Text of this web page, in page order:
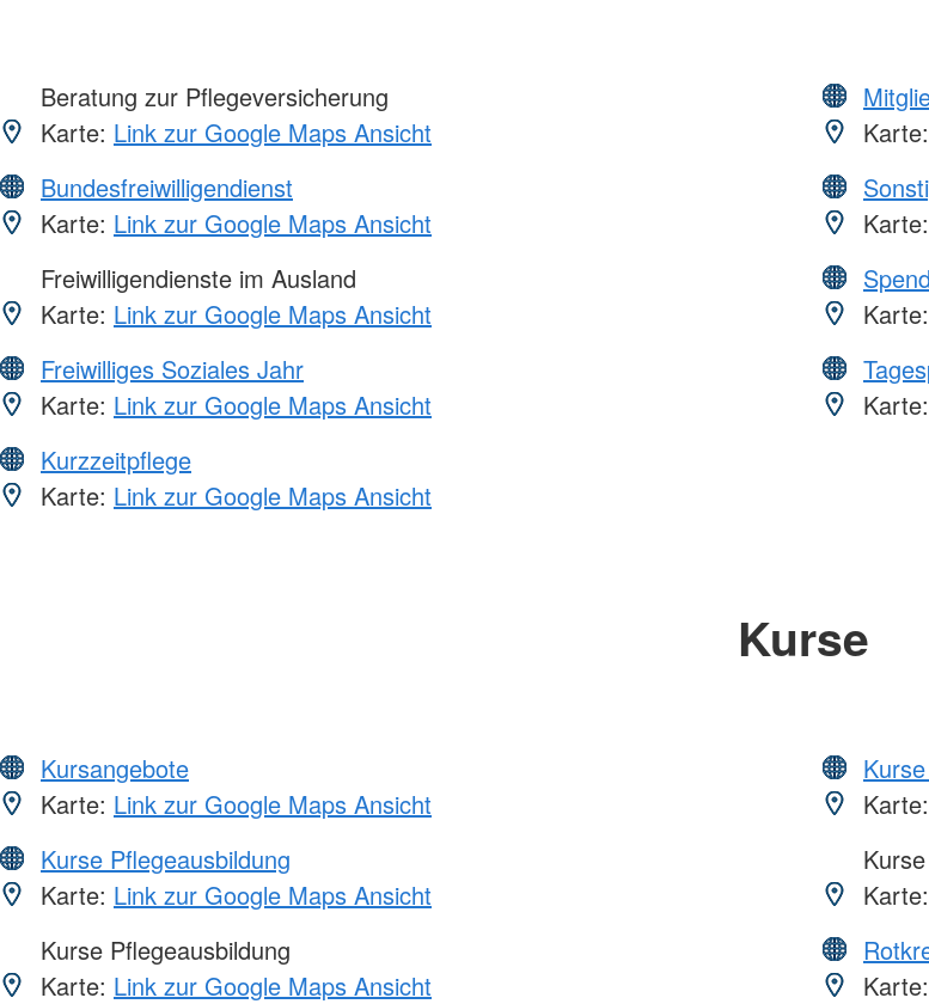
Beratung zur Pflegeversicherung
Karte: Link zur Google Maps Ansicht
Bundesfreiwilligendienst
Karte: Link zur Google Maps Ansicht
Freiwilligendienste im Ausland
Karte: Link zur Google Maps Ansicht
Freiwilliges Soziales Jahr
Karte: Link zur Google Maps Ansicht
Kurzzeitpflege
Karte: Link zur Google Maps Ansicht
Karte:
Karte:
Karte:
Karte:
Kurse
Kursangebote
Karte: Link zur Google Maps Ansicht
Kurse Pflegeausbildung
Karte: Link zur Google Maps Ansicht
Kurse Pflegeausbildung
Karte: Link zur Google Maps Ansicht
Karte:
Karte:
Karte: